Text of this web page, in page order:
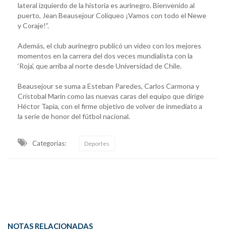
lateral izquierdo de la historia es aurinegro. Bienvenido al
puerto, Jean Beausejour Coliqueo ¡Vamos con todo el Newe
y Coraje!”.
Además, el club aurinegro publicó un video con los mejores
momentos en la carrera del dos veces mundialista con la
‘Roja’, que arriba al norte desde Universidad de Chile.
Beausejour se suma a Esteban Paredes, Carlos Carmona y
Cristobal Marín como las nuevas caras del equipo que dirige
Héctor Tapia, con el firme objetivo de volver de inmediato a
la serie de honor del fútbol nacional.
Categorias: Deportes
NOTAS RELACIONADAS